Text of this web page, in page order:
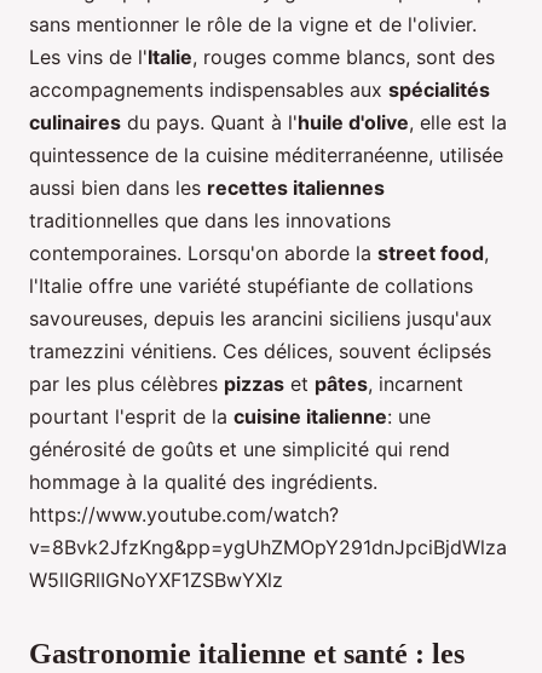
sans mentionner le rôle de la vigne et de l'olivier.
Les vins de l'Italie, rouges comme blancs, sont des
accompagnements indispensables aux spécialités
culinaires du pays. Quant à l'huile d'olive, elle est la
quintessence de la cuisine méditerranéenne, utilisée
aussi bien dans les recettes italiennes
traditionnelles que dans les innovations
contemporaines. Lorsqu'on aborde la street food,
l'Italie offre une variété stupéfiante de collations
savoureuses, depuis les arancini siciliens jusqu'aux
tramezzini vénitiens. Ces délices, souvent éclipsés
par les plus célèbres pizzas et pâtes, incarnent
pourtant l'esprit de la cuisine italienne: une
générosité de goûts et une simplicité qui rend
hommage à la qualité des ingrédients.
https://www.youtube.com/watch?
v=8Bvk2JfzKng&pp=ygUhZMOpY291dnJpciBjdWlza
W5lIGRlIGNoYXF1ZSBwYXlz
Gastronomie italienne et santé : les